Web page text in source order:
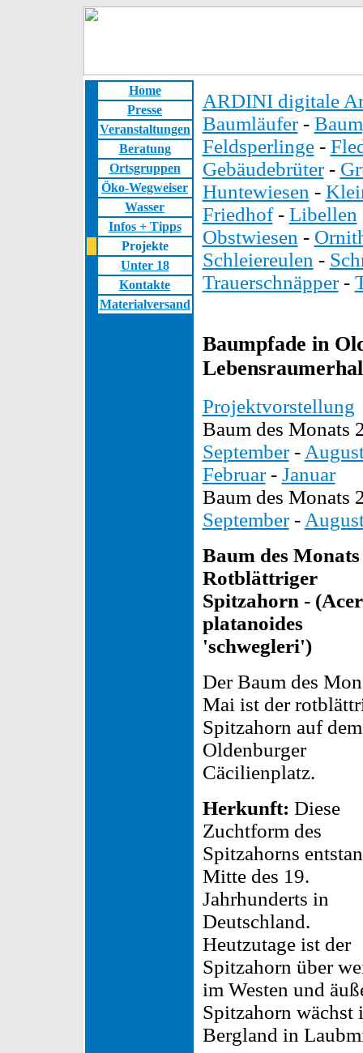
Home
Presse
Veranstaltungen
Beratung
Ortsgruppen
Öko-Wegweiser
Wasser
Infos + Tipps
Projekte
Unter 18
Kontakte
Materialversand
ARDINI digitale
Baumläufer-
Feldsperlinge-
Gebäudebrüter-
Huntewiesen -
Friedhof- Libellen
Obstwiesen -
Schleiereulen -
Trauerschnäpper-
Baumpfade in
Projektvorstellung
Baum des Monats
September-
Februar- Januar
Baum des Monats
September-
Baum des
Rotblättriger
Spitzahorn - (Acer
platanoides
'schwegleri')
Der Baum des
Mai ist der
Spitzahorn auf dem
Oldenburger
Cäcilienplatz.
Herkunft: Diese
Zuchtform des
Spitzahorns
Mitte des 19.
Jahrhunderts in
Deutschland.
Heutzutage ist der
Spitzahorn über
im Westen und
Spitzahorn wächst
Bergland in